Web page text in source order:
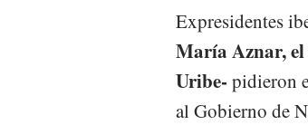
Expresidentes
María Aznar,
Uribe- pidieron
al Gobierno de